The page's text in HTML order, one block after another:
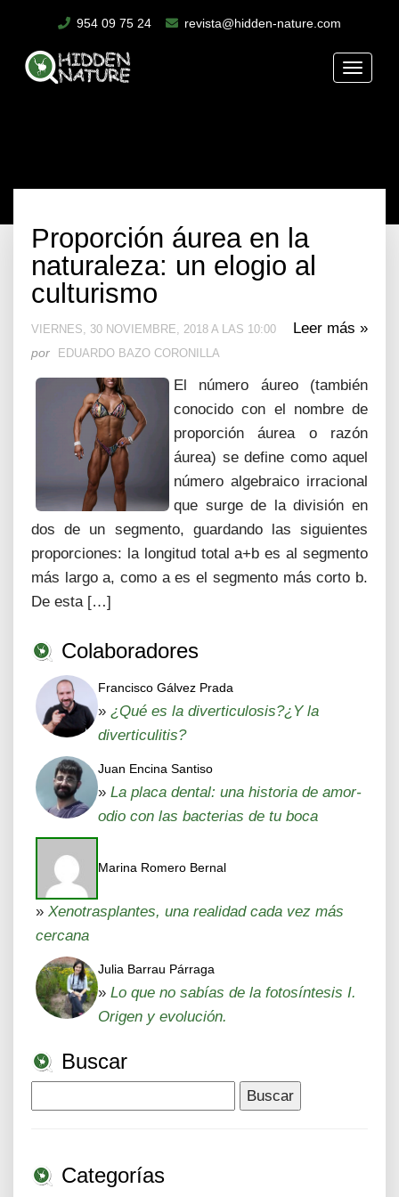
954 09 75 24 revista@hidden-nature.com
Toggle
Proporción áurea en la
naturaleza: un elogio al
culturismo
Leer más »
VIERNES, 30 NOVIEMBRE, 2018 A LAS 10:00
por EDUARDO BAZO CORONILLA
El número áureo (también
conocido con el nombre de
proporción áurea o razón
áurea) se define como aquel
número algebraico irracional
que surge de la división en
dos de un segmento, guardando las siguientes
proporciones: la longitud total a+b es al segmento
más largo a, como a es el segmento más corto b.
De esta […]
Colaboradores
Francisco Gálvez Prada
» ¿Qué es la diverticulosis?¿Y la
diverticulitis?
Juan Encina Santiso
» La placa dental: una historia de amor-
odio con las bacterias de tu boca
Marina Romero Bernal
» Xenotrasplantes, una realidad cada vez más
cercana
Julia Barrau Párraga
» Lo que no sabías de la fotosíntesis I.
Origen y evolución.
Buscar
Categorías